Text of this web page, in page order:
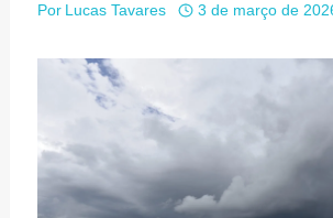
Por Lucas Tavares 3 de março de